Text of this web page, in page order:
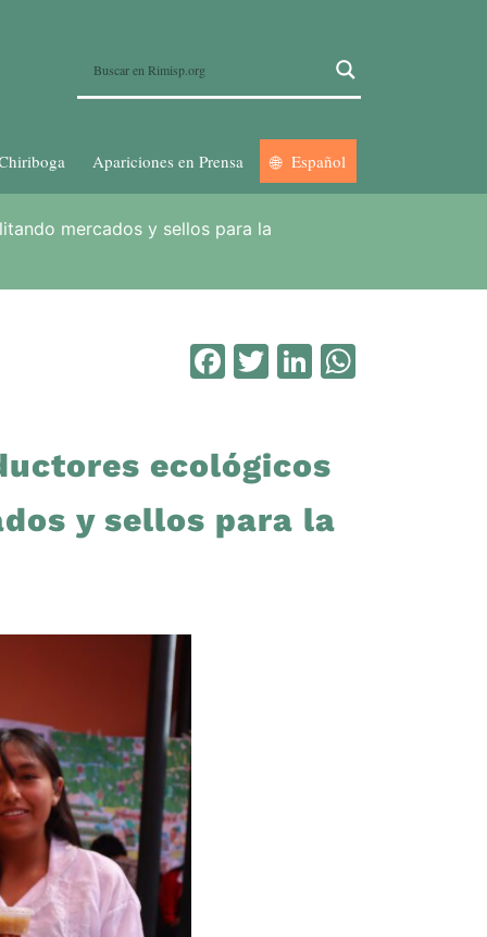
Apariciones en Prensa Español
mercados y sellos para la
Facebook
TwitterLinkedIn
ecológicos
y sellos para la